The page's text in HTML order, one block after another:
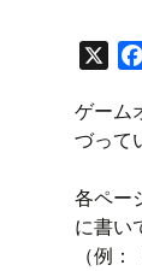
プ
ゲーム
づって
各ペー
に書い
（例